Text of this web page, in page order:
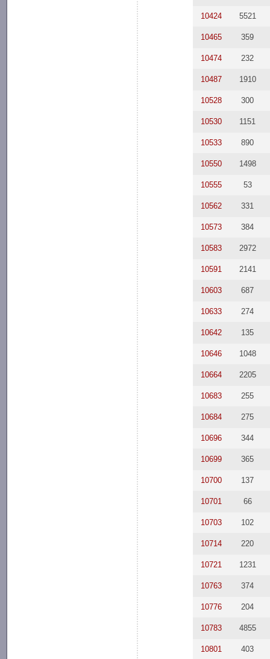
10424 5521
10465 359
10474 232
10487 1910
10528 300
10530 1151
10533 890
10550 1498
10555 53
10562 331
10573 384
10583 2972
10591 2141
10603 687
10633 274
10642 135
10646 1048
10664 2205
10683 255
10684 275
10696 344
10699 365
10700 137
10701 66
10703 102
10714 220
10721 1231
10763 374
10776 204
10783 4855
10801 403